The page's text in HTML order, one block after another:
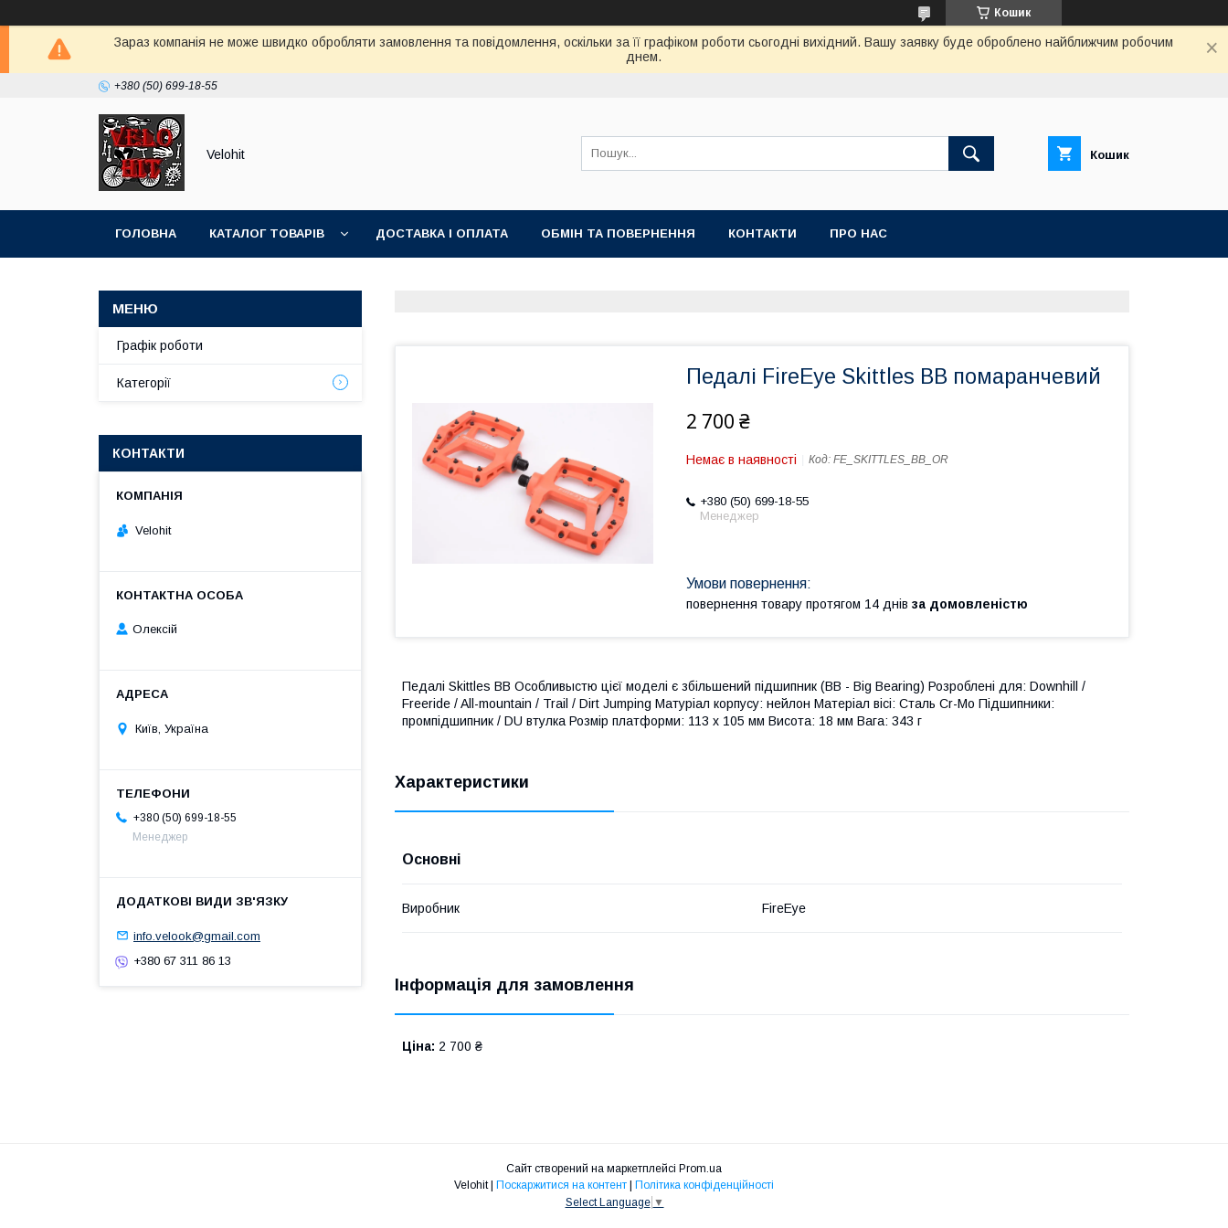
Кошик
Зараз компанія не може швидко обробляти замовлення та повідомлення, оскільки за її графіком роботи сьогодні вихідний. Вашу заявку буде оброблено найближчим робочим
днем.
+380 (50) 699-18-55
Velohit Кошик
ГОЛОВНА КАТАЛОГ ТОВАРІВ ДОСТАВКА І ОПЛАТА ОБМІН ТА ПОВЕРНЕННЯ КОНТАКТИ ПРО НАС
Педалі FireEye Skittles BB помаранчевий
2 700 ₴
Немає в наявності Код: FE_SKITTLES_BB_OR
+380 (50) 699-18-55
Менеджер
повернення товару протягом 14 днів за домовленістю
Педалі Skittles BB Особливыстю цієї моделі є збільшений підшипник (BB - Big Bearing) Розроблені для: Downhill /
Freeride / All-mountain / Trail / Dirt Jumping Матуріал корпусу: нейлон Матеріал вісі: Сталь Cr-Mo Підшипники:
промпідшипник / DU втулка Розмір платформи: 113 х 105 мм Висота: 18 мм Вага: 343 г
Характеристики
Основні
Виробник FireEye
Інформація для замовлення
Ціна: 2 700 ₴
Графік роботи
Категорії
КОНТАКТИ
Velohit
Олексій
Київ, Україна
+380 (50) 699-18-55
Менеджер
info.velook@gmail.com
+380 67 311 86 13
Сайт створений на маркетплейсі Prom.ua
Поскаржитися на контент
Політика конфіденційності
Select Language ▼